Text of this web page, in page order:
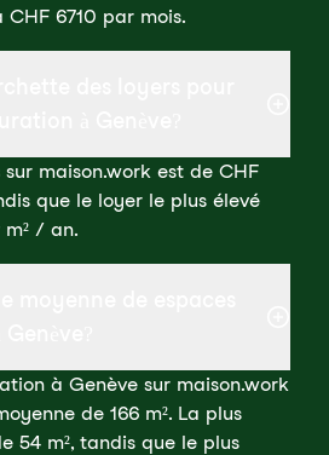
6710 par mois.
maison.work est de CHF
que le loyer le plus élevé
m² / an.
à Genève sur maison.work
de 166 m². La plus
54 m², tandis que le plus